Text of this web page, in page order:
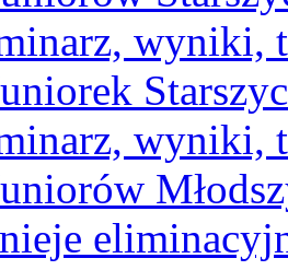
wyniki,
wyniki,